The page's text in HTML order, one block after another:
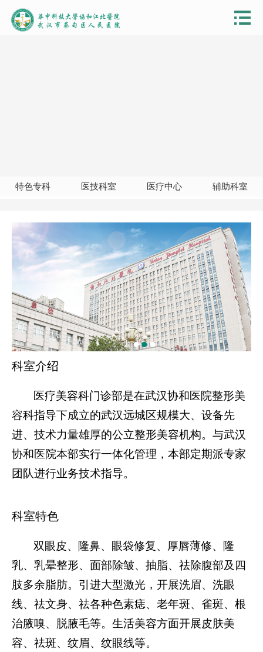
特色专科 医技科室 医疗中心 辅助科室
科室介绍
医疗美容科门诊部是在武汉协和医院整形美
容科指导下成立的武汉远城区规模大、设备先
进、技术力量雄厚的公立整形美容机构。与武汉
协和医院本部实行一体化管理，本部定期派专家
团队进行业务技术指导。
科室特色
双眼皮、隆鼻、眼袋修复、厚唇薄修、隆
乳、乳晕整形、面部除皱、抽脂、祛除腹部及四
肢多余脂肪。引进大型激光，开展洗眉、洗眼
线、祛文身、祛各种色素痣、老年斑、雀斑、根
治腋嗅、脱腋毛等。生活美容方面开展皮肤美
容、祛斑、纹眉、纹眼线等。